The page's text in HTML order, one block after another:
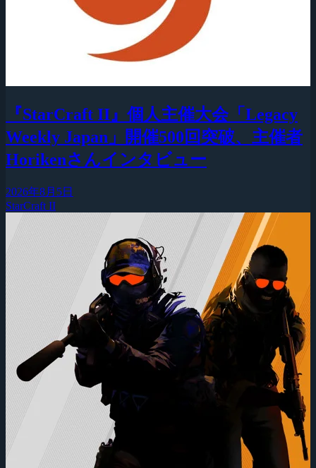
『StarCraft II』個人主催大会「Legacy
Weekly Japan」開催500回突破、主催者
Horikenさんインタビュー
2026年8月5日
StarCraft II